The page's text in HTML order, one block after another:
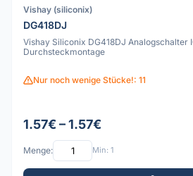
Vishay (siliconix)
DG418DJ
Vishay Siliconix DG418DJ Analogschalter
Durchsteckmontage
Nur noch wenige Stücke!: 11
1.57€ – 1.57€
Menge: Min: 1